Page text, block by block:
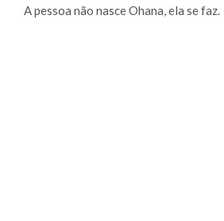
A pessoa não nasce Ohana, ela se faz.